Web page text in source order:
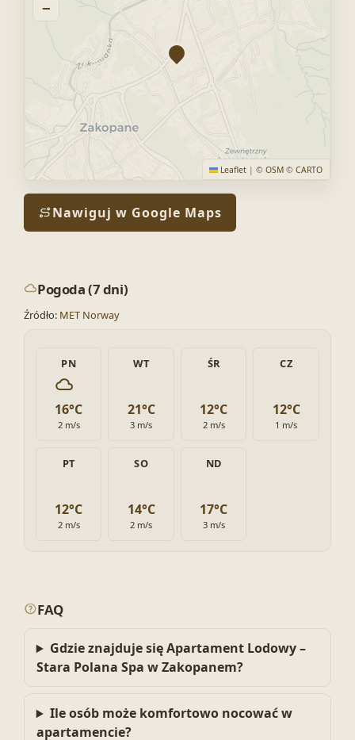
−
Leaflet | © OSM© CARTO
Nawiguj w Google Maps
Pogoda (7 dni)
Źródło: MET Norway
PN
16°C
2 m/s
WT
21°C
3 m/s
ŚR
12°C
2 m/s
CZ
12°C
1 m/s
PT
12°C
2 m/s
SO
14°C
2 m/s
ND
17°C
3 m/s
FAQ
Gdzie znajduje się Apartament Lodowy –
Stara Polana Spa w Zakopanem?
Ile osób może komfortowo nocować w
apartamencie?